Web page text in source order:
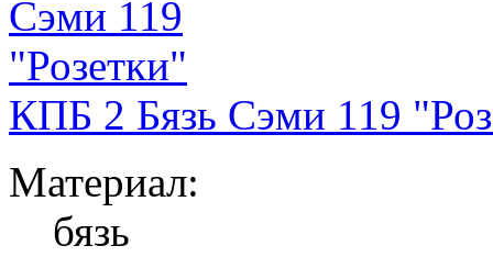
КПБ 2 Бязь Сэми 119
Материал:
бязь